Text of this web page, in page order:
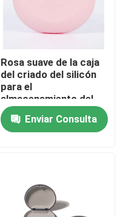
Rosa suave de la caja
del criado del silicón
para el
almacenamiento del
criado de la dentadura
de Invisalign
Enviar Consulta